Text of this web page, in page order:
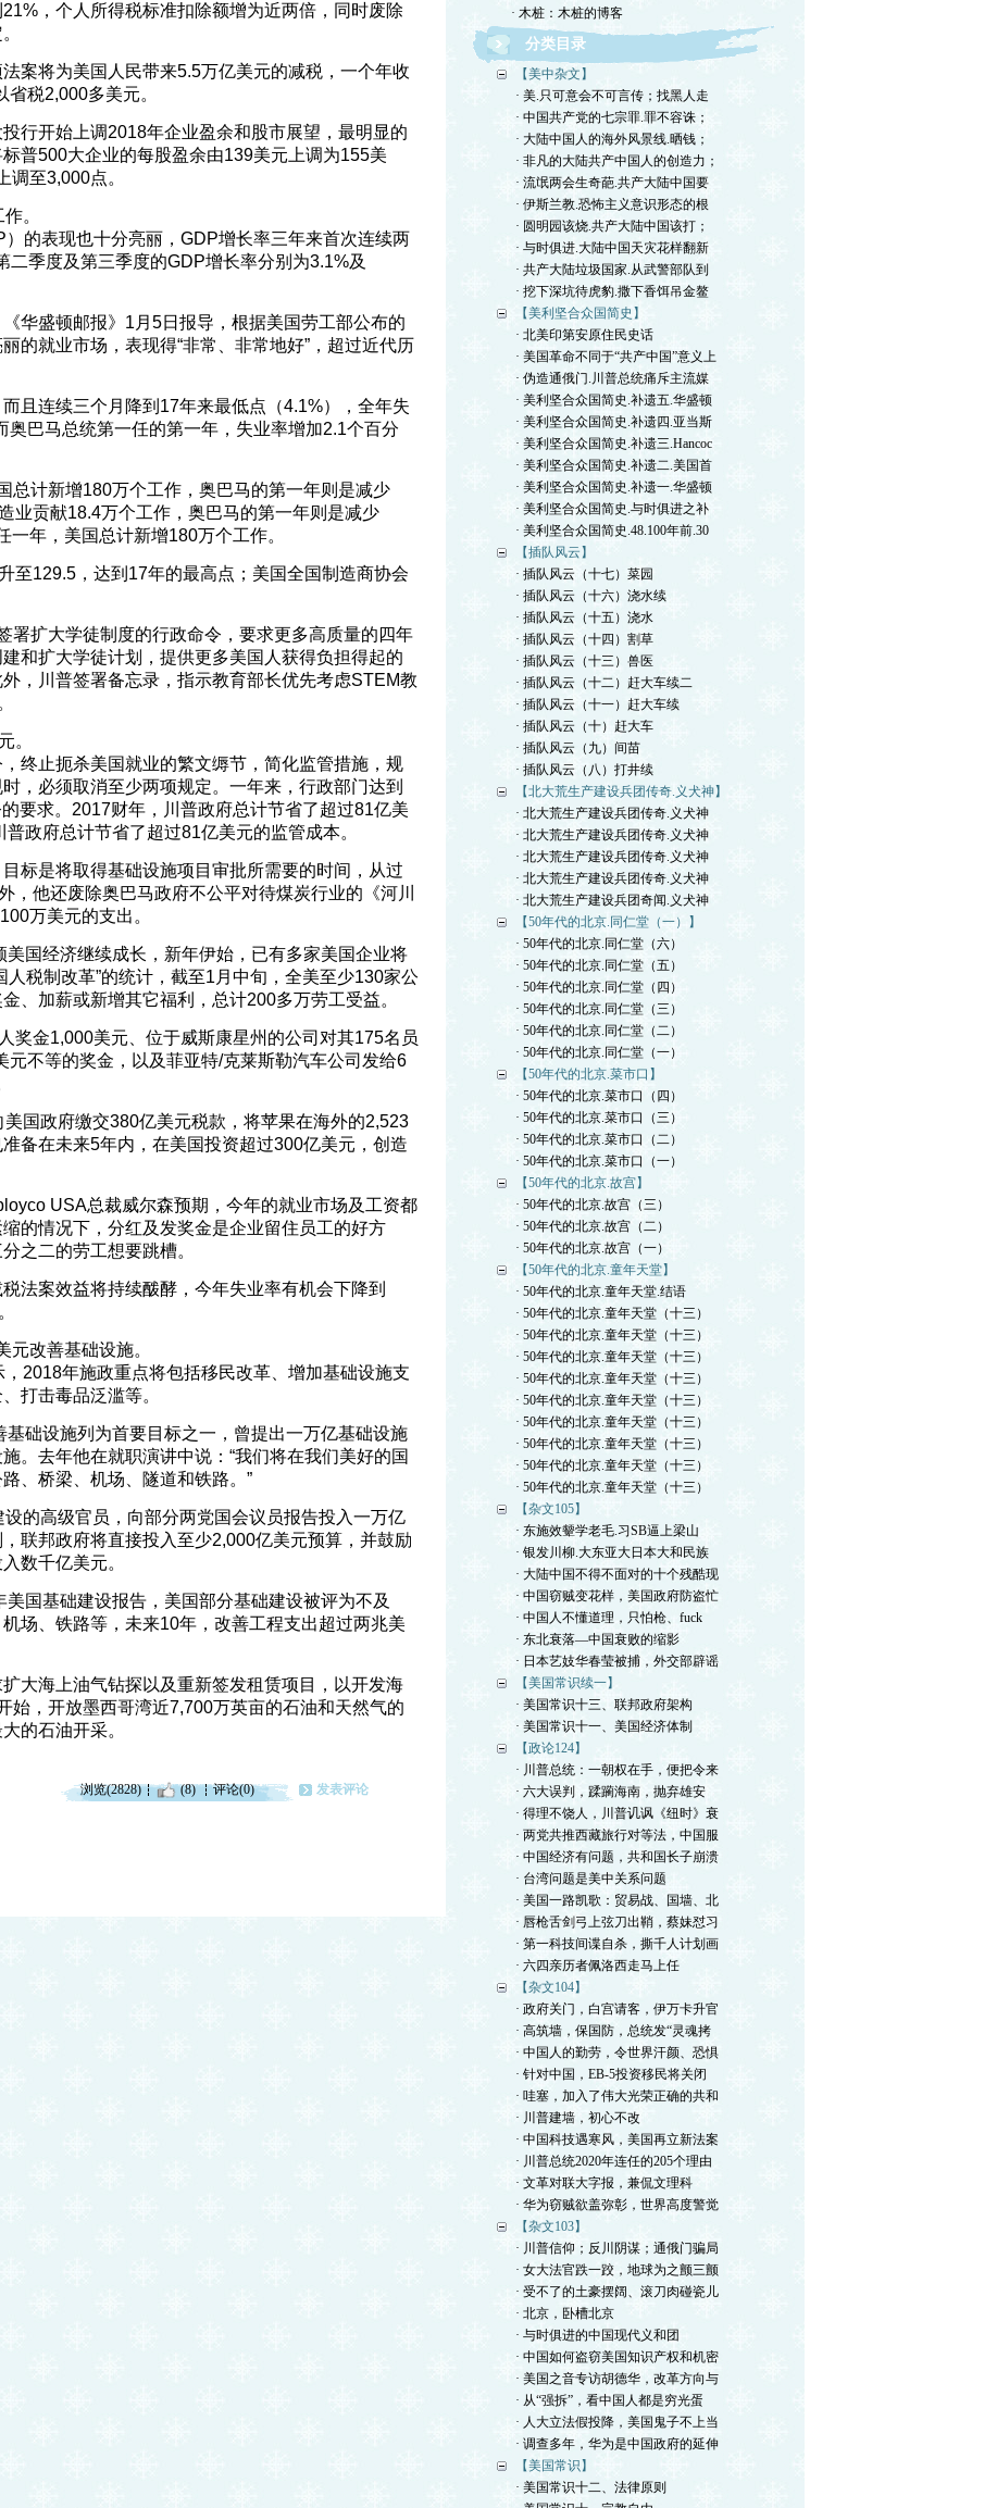
，个人所得税标准扣除额增为近两倍，同时废除
案将为美国人民带来5.5万亿美元的减税，一个年收
税2,000多美元。
行开始上调2018年企业盈余和股市展望，最明显的
普500大企业的每股盈余由139美元上调为155美
调至3,000点。
。
的表现也十分亮丽，GDP增长率三年来首次连续两
二季度及第三季度的GDP增长率分别为3.1%及
华盛顿邮报》1月5日报导，根据美国劳工部公布的
的就业市场，表现得“非常、非常地好”，超过近代历
且连续三个月降到17年来最低点（4.1%），全年失
奥巴马总统第一任的第一年，失业率增加2.1个百分
总计新增180万个工作，奥巴马的第一年则是减少
业贡献18.4万个工作，奥巴马的第一年则是减少
年，美国总计新增180万个工作。
至129.5，达到17年的最高点；美国全国制造商协会
署扩大学徒制度的行政命令，要求更多高质量的四年
和扩大学徒计划，提供更多美国人获得负担得起的
，川普签署备忘录，指示教育部长优先考虑STEM教
。
终止扼杀美国就业的繁文缛节，简化监管措施，规
，必须取消至少两项规定。一年来，行政部门达到
要求。2017财年，川普政府总计节省了超过81亿美
政府总计节省了超过81亿美元的监管成本。
标是将取得基础设施项目审批所需要的时间，从过
，他还废除奥巴马政府不公平对待煤炭行业的《河川
万美元的支出。
美国经济继续成长，新年伊始，已有多家美国企业将
人税制改革”的统计，截至1月中旬，全美至少130家公
、加薪或新增其它福利，总计200多万劳工受益。
奖金1,000美元、位于威斯康星州的公司对其175名员
元不等的奖金，以及菲亚特/克莱斯勒汽车公司发给6
国政府缴交380亿美元税款，将苹果在海外的2,523
备在未来5年内，在美国投资超过300亿美元，创造
USA总裁威尔森预期，今年的就业市场及工资都
的情况下，分红及发奖金是企业留住员工的好方
之二的劳工想要跳槽。
法案效益将持续酦酵，今年失业率有机会下降到
元改善基础设施。
2018年施政重点将包括移民改革、增加基础设施支
打击毒品泛滥等。
基础设施列为首要目标之一，曾提出一万亿基础设施
。去年他在就职演讲中说：“我们将在我们美好的国
、桥梁、机场、隧道和铁路。”
的高级官员，向部分两党国会议员报告投入一万亿
联邦政府将直接投入至少2,000亿美元预算，并鼓励
数千亿美元。
国基础建设报告，美国部分基础建设被评为不及
场、铁路等，未来10年，改善工程支出超过两兆美
大海上油气钻探以及重新签发租赁项目，以开发海
始，开放墨西哥湾近7,700万英亩的石油和天然气的
的石油开采。
浏览(2828) (8) 评论(0) 发表评论
· 木桩：木桩的博客
分类目录
【美中杂文】
· 美.只可意会不可言传；找黑人走
· 中国共产党的七宗罪.罪不容诛；
· 大陆中国人的海外风景线.晒钱；
· 非凡的大陆共产中国人的创造力；
· 流氓两会生奇葩.共产大陆中国要
· 伊斯兰教.恐怖主义意识形态的根
· 圆明园该烧.共产大陆中国该打；
· 与时俱进.大陆中国天灾花样翻新
· 共产大陆垃圾国家.从武警部队到
· 挖下深坑待虎豹.撒下香饵吊金鳌
【美利坚合众国简史】
· 北美印第安原住民史话
· 美国革命不同于“共产中国”意义上
· 伪造通俄门.川普总统痛斥主流媒
· 美利坚合众国简史.补遗五.华盛顿
· 美利坚合众国简史.补遗四.亚当斯
· 美利坚合众国简史.补遗三.Hancoc
· 美利坚合众国简史.补遗二.美国首
· 美利坚合众国简史.补遗一.华盛顿
· 美利坚合众国简史.与时俱进之补
· 美利坚合众国简史.48.100年前.30
【插队风云】
· 插队风云（十七）菜园
· 插队风云（十六）浇水续
· 插队风云（十五）浇水
· 插队风云（十四）割草
· 插队风云（十三）兽医
· 插队风云（十二）赶大车续二
· 插队风云（十一）赶大车续
· 插队风云（十）赶大车
· 插队风云（九）间苗
· 插队风云（八）打井续
【北大荒生产建设兵团传奇.义犬神】
· 北大荒生产建设兵团传奇.义犬神
· 北大荒生产建设兵团传奇.义犬神
· 北大荒生产建设兵团传奇.义犬神
· 北大荒生产建设兵团传奇.义犬神
· 北大荒生产建设兵团奇闻.义犬神
【50年代的北京.同仁堂（一）】
· 50年代的北京.同仁堂（六）
· 50年代的北京.同仁堂（五）
· 50年代的北京.同仁堂（四）
· 50年代的北京.同仁堂（三）
· 50年代的北京.同仁堂（二）
· 50年代的北京.同仁堂（一）
【50年代的北京.菜市口】
· 50年代的北京.菜市口（四）
· 50年代的北京.菜市口（三）
· 50年代的北京.菜市口（二）
· 50年代的北京.菜市口（一）
【50年代的北京.故宫】
· 50年代的北京.故宫（三）
· 50年代的北京.故宫（二）
· 50年代的北京.故宫（一）
【50年代的北京.童年天堂】
· 50年代的北京.童年天堂.结语
· 50年代的北京.童年天堂（十三）
· 50年代的北京.童年天堂（十三）
· 50年代的北京.童年天堂（十三）
· 50年代的北京.童年天堂（十三）
· 50年代的北京.童年天堂（十三）
· 50年代的北京.童年天堂（十三）
· 50年代的北京.童年天堂（十三）
· 50年代的北京.童年天堂（十三）
· 50年代的北京.童年天堂（十三）
【杂文105】
· 东施效颦学老毛.习SB逼上梁山
· 银发川柳.大东亚大日本大和民族
· 大陆中国不得不面对的十个残酷现
· 中国窃贼变花样，美国政府防盗忙
· 中国人不懂道理，只怕枪、fuck
· 东北衰落—中国衰败的缩影
· 日本艺妓华春莹被捕，外交部辟谣
【美国常识续一】
· 美国常识十三、联邦政府架构
· 美国常识十一、美国经济体制
【政论124】
· 川普总统：一朝权在手，便把令来
· 六大误判，蹂躏海南，抛弃雄安
· 得理不饶人，川普讥讽《纽时》衰
· 两党共推西藏旅行对等法，中国服
· 中国经济有问题，共和国长子崩溃
· 台湾问题是美中关系问题
· 美国一路凯歌：贸易战、国墙、北
· 唇枪舌剑弓上弦刀出鞘，蔡妹怼习
· 第一科技间谍自杀，撕千人计划画
· 六四亲历者佩洛西走马上任
【杂文104】
· 政府关门，白宫请客，伊万卡升官
· 高筑墙，保国防，总统发“灵魂拷
· 中国人的勤劳，令世界汗颜、恐惧
· 针对中国，EB-5投资移民将关闭
· 哇塞，加入了伟大光荣正确的共和
· 川普建墙，初心不改
· 中国科技遇寒风，美国再立新法案
· 川普总统2020年连任的205个理由
· 文革对联大字报，兼侃文理科
· 华为窃贼欲盖弥彰，世界高度警觉
【杂文103】
· 川普信仰；反川阴谋；通俄门骗局
· 女大法官跌一跤，地球为之颤三颤
· 受不了的土豪摆阔、滚刀肉碰瓷儿
· 北京，卧槽北京
· 与时俱进的中国现代义和团
· 中国如何盗窃美国知识产权和机密
· 美国之音专访胡德华，改革方向与
· 从“强拆”，看中国人都是穷光蛋
· 人大立法假投降，美国鬼子不上当
· 调查多年，华为是中国政府的延伸
【美国常识】
· 美国常识十二、法律原则